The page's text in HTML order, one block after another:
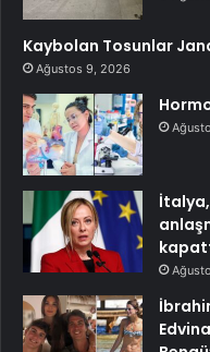
Kaybolan Tosunlar
Ağustos 9, 2026